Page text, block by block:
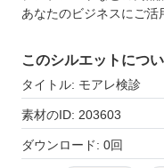
あなたのビジネスにご活
このシルエットにつ
タイトル: モアレ検診
素材のID: 203603
ダウンロード: 0回